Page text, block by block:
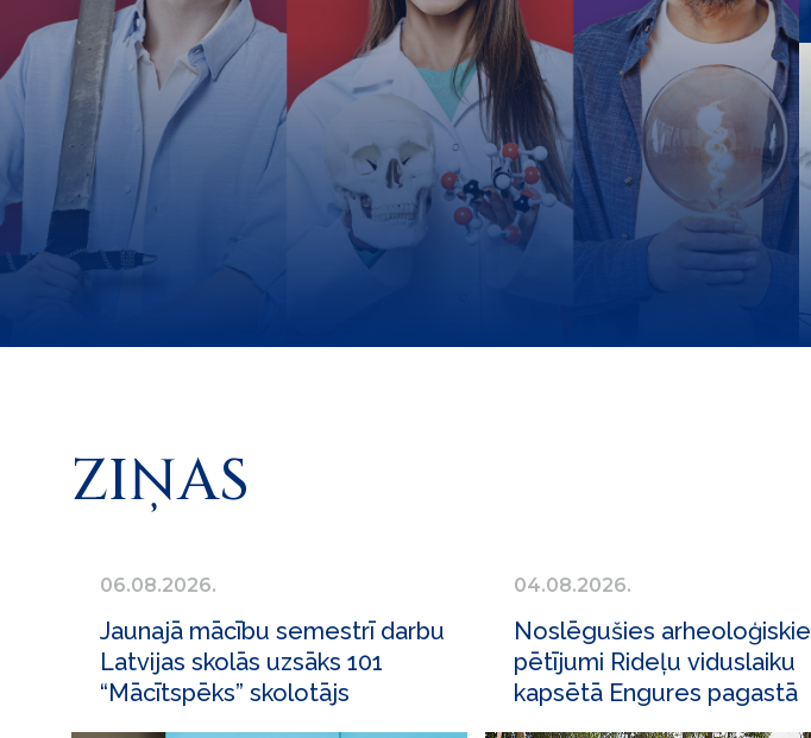
ZIŅAS
06.08.2026.
Jaunajā mācību semestrī darbu
Latvijas skolās uzsāks 101
“Mācītspēks” skolotājs
04.08.2026.
Noslēgušies arheoloģiskie
pētījumi Rideļu viduslaiku
kapsētā Engures pagastā